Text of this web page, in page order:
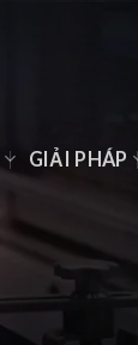
GIẢI PHÁP